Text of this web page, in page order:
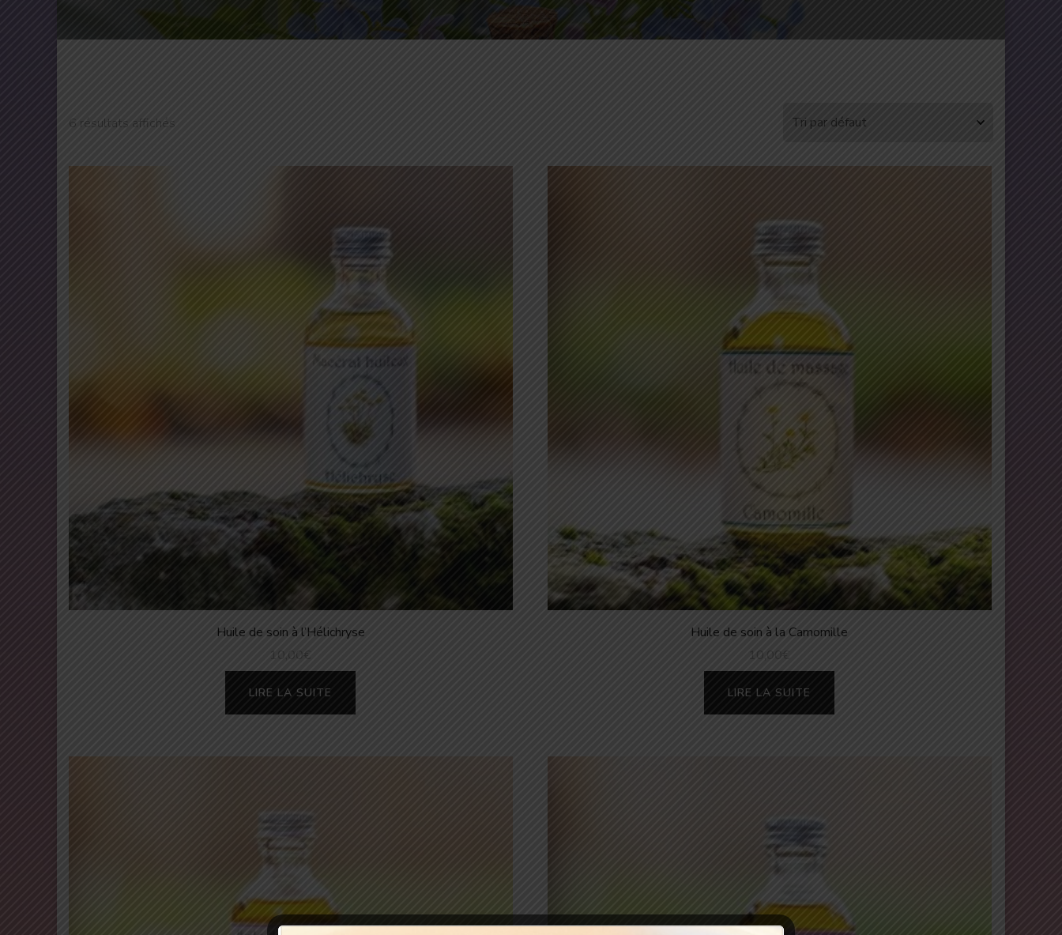
6 résultats affichés
Huile de soin à l’Hélichryse
10,00€
LIRE LA SUITE
Huile de soin à la Camomille
10,00€
LIRE LA SUITE